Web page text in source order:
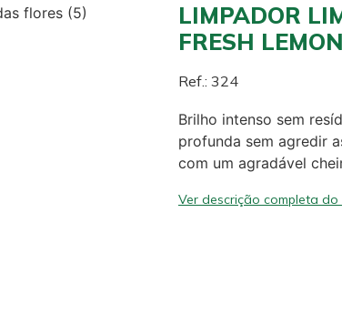
LIMPADOR
FRESH
Ref.: 324
Brilho intenso sem
profunda sem agredir
com um agradável
Ver descrição completa